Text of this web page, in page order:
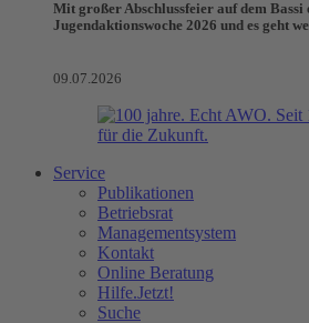
Mit großer Abschlussfeier auf dem Bassi
Jugendaktionswoche 2026 und es geht
09.07.2026
Service
Publikationen
Betriebsrat
Managementsystem
Kontakt
Online Beratung
Hilfe.Jetzt!
Suche